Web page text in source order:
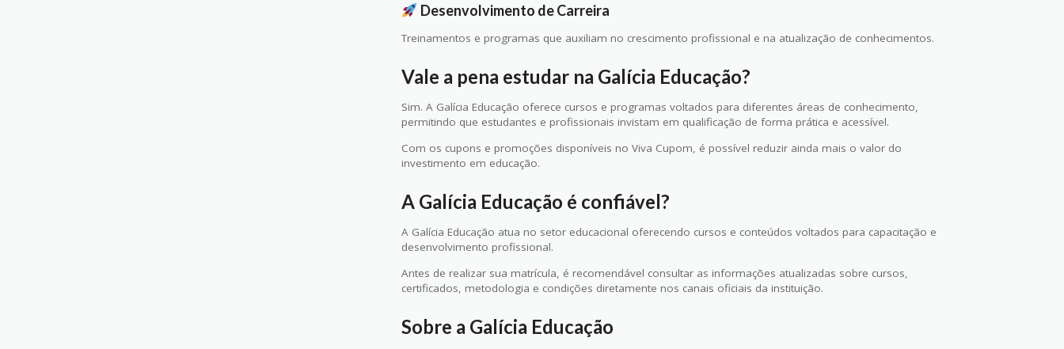
Desenvolvimento de Carreira
Treinamentos e programas que auxiliam no crescimento profissional e na atualização de conhecimentos.
Vale a pena estudar na Galícia Educação?
Sim. A Galícia Educação oferece cursos e programas voltados para diferentes áreas de conhecimento,
permitindo que estudantes e profissionais invistam em qualificação de forma prática e acessível.
Com os cupons e promoções disponíveis no Viva Cupom, é possível reduzir ainda mais o valor do
investimento em educação.
A Galícia Educação é confiável?
A Galícia Educação atua no setor educacional oferecendo cursos e conteúdos voltados para capacitação e
desenvolvimento profissional.
Antes de realizar sua matrícula, é recomendável consultar as informações atualizadas sobre cursos,
certificados, metodologia e condições diretamente nos canais oficiais da instituição.
Sobre a Galícia Educação